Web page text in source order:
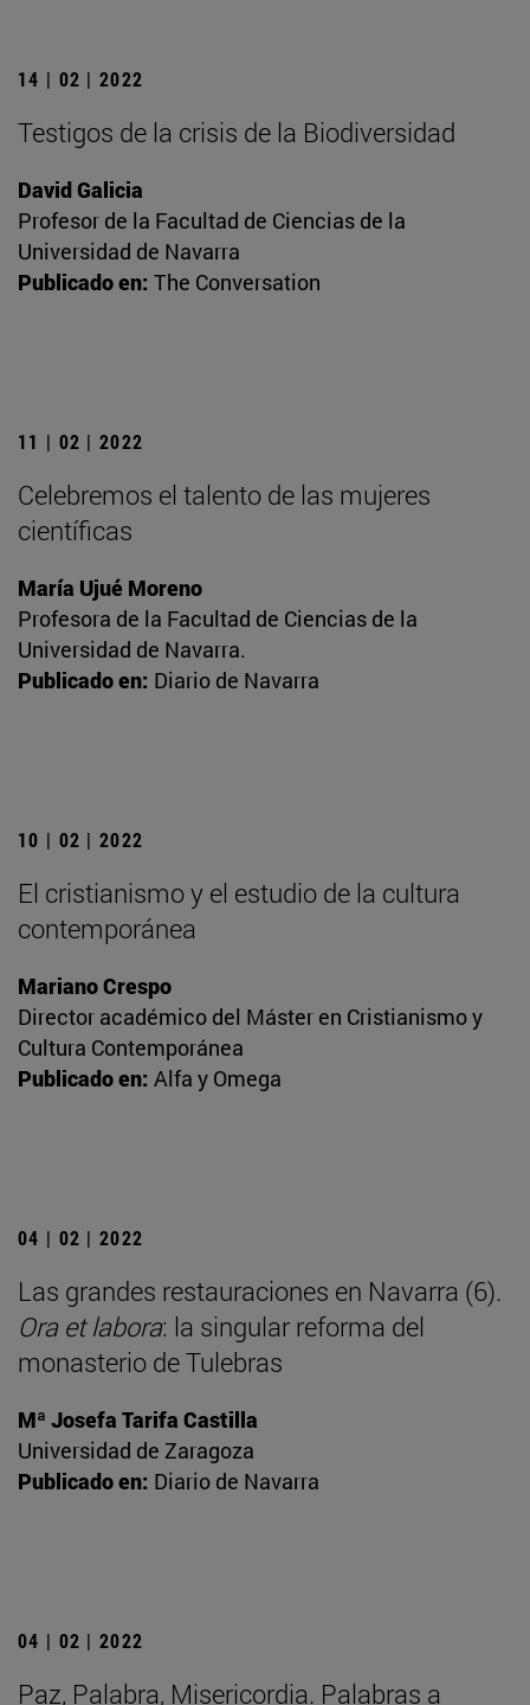
14 | 02 | 2022
Testigos de la crisis de la Biodiversidad
David Galicia
Profesor de la Facultad de Ciencias de la
Universidad de Navarra
Publicado en: The Conversation
11 | 02 | 2022
Celebremos el talento de las mujeres
científicas
María Ujué Moreno
Profesora de la Facultad de Ciencias de la
Universidad de Navarra.
Publicado en: Diario de Navarra
10 | 02 | 2022
El cristianismo y el estudio de la cultura
contemporánea
Mariano Crespo
Director académico del Máster en Cristianismo y
Cultura Contemporánea
Publicado en: Alfa y Omega
04 | 02 | 2022
Las grandes restauraciones en Navarra (6).
Ora et labora: la singular reforma del
monasterio de Tulebras
Mª Josefa Tarifa Castilla
Universidad de Zaragoza
Publicado en: Diario de Navarra
04 | 02 | 2022
Paz, Palabra, Misericordia. Palabras a